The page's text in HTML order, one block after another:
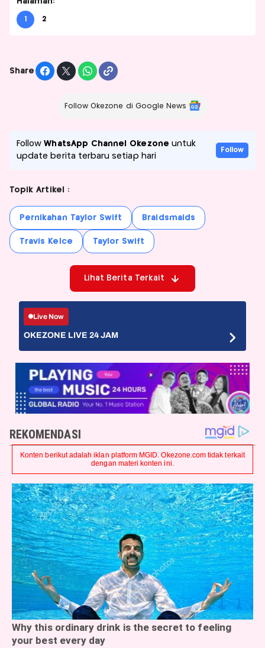
1 2
Share
Follow Okezone di Google News
FollowWhatsApp Channel Okezone untuk
update berita terbaru setiap hari
Follow
Topik Artikel :
Pernikahan Taylor Swift Braidsmaids
Travis Kelce Taylor Swift
Lihat Berita Terkait
Live Now
OKEZONE LIVE 24 JAM